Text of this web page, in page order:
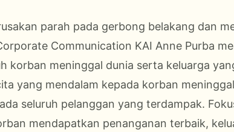
parah pada gerbong belakang dan
Communication KAI Anne Purba
korban meninggal dunia serta keluarga
yang mendalam kepada korban
seluruh pelanggan yang terdampak.
mendapatkan penanganan terbaik,